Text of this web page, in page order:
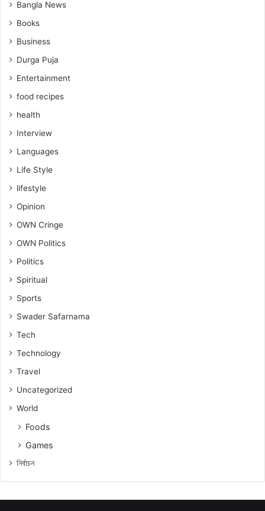
Bangla News
Books
Business
Durga Puja
Entertainment
food recipes
health
Interview
Languages
Life Style
lifestyle
Opinion
OWN Cringe
OWN Politics
Politics
Spiritual
Sports
Swader Safarnama
Tech
Technology
Travel
Uncategorized
World
Foods
Games
নিৰ্বাচন